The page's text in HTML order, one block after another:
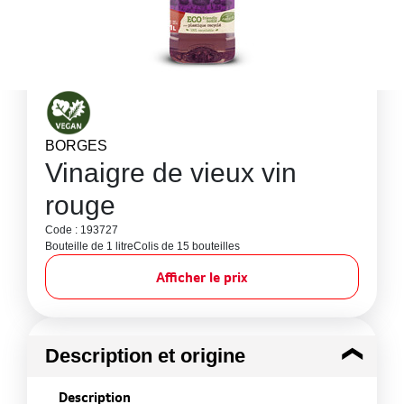
BORGES
Vinaigre de vieux vin
rouge
Code : 193727
Bouteille de 1 litreColis de 15 bouteilles
Afficher le prix
Description et origine
Description